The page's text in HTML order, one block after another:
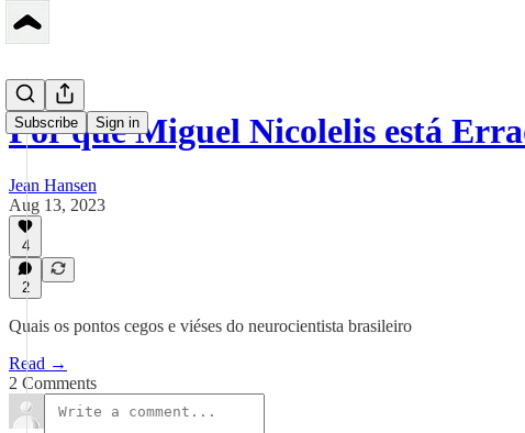
Subscribe Sign in
Por que Miguel Nicolelis está
Jean Hansen
Aug 13, 2023
4
2
Quais os pontos cegos e viéses do neurocientista brasileiro
Read →
2 Comments